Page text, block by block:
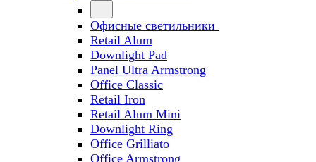
Офисные светильники
Retail Alum
Downlight Pad
Panel Ultra Armstrong
Office Classic
Retail Iron
Retail Alum Mini
Downlight Ring
Office Grilliato
Office Armstrong